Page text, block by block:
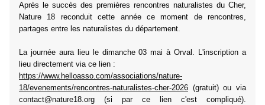
Après le succès des premières rencontres naturalistes du Cher,
Nature 18 reconduit cette année ce moment de rencontres,
partages entre les naturalistes du département.
La journée aura lieu le dimanche 03 mai à Orval. L'inscription a
lieu directement via ce lien :
https://www.helloasso.com/associations/nature-
18/evenements/rencontres-naturalistes-cher-2026 (gratuit) ou via
contact@nature18.org (si par ce lien c'est compliqué).